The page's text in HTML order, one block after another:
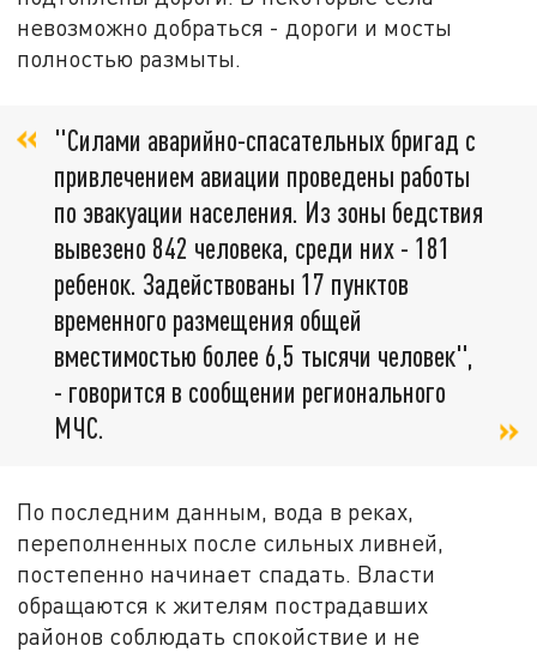
невозможно добраться - дороги и мосты
полностью размыты.
"Силами аварийно-спасательных бригад с
привлечением авиации проведены работы
по эвакуации населения. Из зоны бедствия
вывезено 842 человека, среди них - 181
ребенок. Задействованы 17 пунктов
временного размещения общей
вместимостью более 6,5 тысячи человек",
- говорится в сообщении регионального
МЧС.
По последним данным, вода в реках,
переполненных после сильных ливней,
постепенно начинает спадать. Власти
обращаются к жителям пострадавших
районов соблюдать спокойствие и не